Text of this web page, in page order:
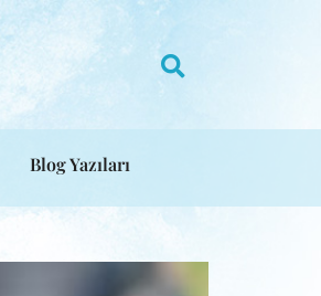
Blog Yazıları